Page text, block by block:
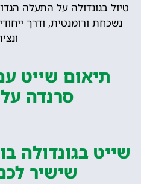
טיול בגונדולה על התעלה
נשכחת ורומנטית, ודרך
תיאום שייט
סרנדה על
שייט בגונדולה
שישיר